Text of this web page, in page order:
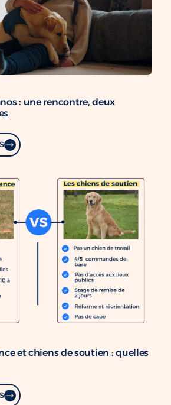
: une rencontre, deux
et chiens de soutien : quelles